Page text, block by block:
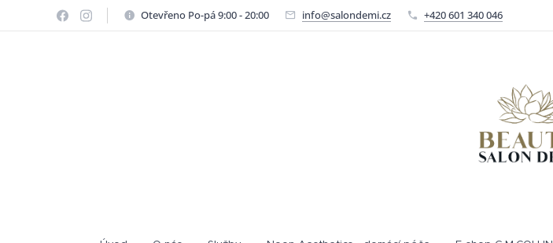
Otevřeno Po-pá 9:00 - 20:00 info@salondemi.cz +420 601 340 046